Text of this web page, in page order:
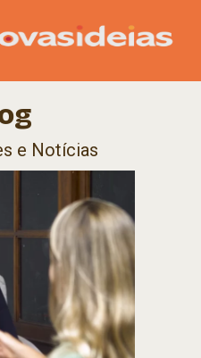
e Notícias